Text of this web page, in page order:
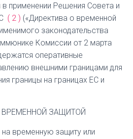
применении Решения Совета и
( 2 ) («Директива о временной
законодательства
Комиссии от 2 марта
оперативные
внешними границами для
границы на границах ЕС и
ЗАЩИТОЙ
временную защиту или